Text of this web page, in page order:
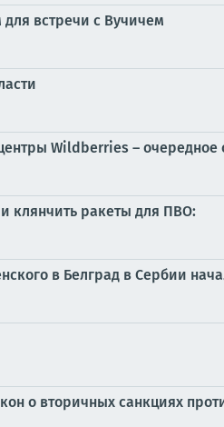
встречи с Вучичем
Wildberries –
клянчить ракеты для ПВО:
в Белград в Сербии
о вторичных санкциях